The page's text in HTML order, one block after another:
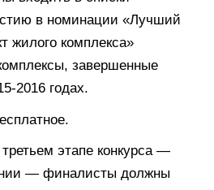
в номинации «Лучший
жилого комплекса»
завершенные
2016 годах.
этапе конкурса —
— финалисты должны